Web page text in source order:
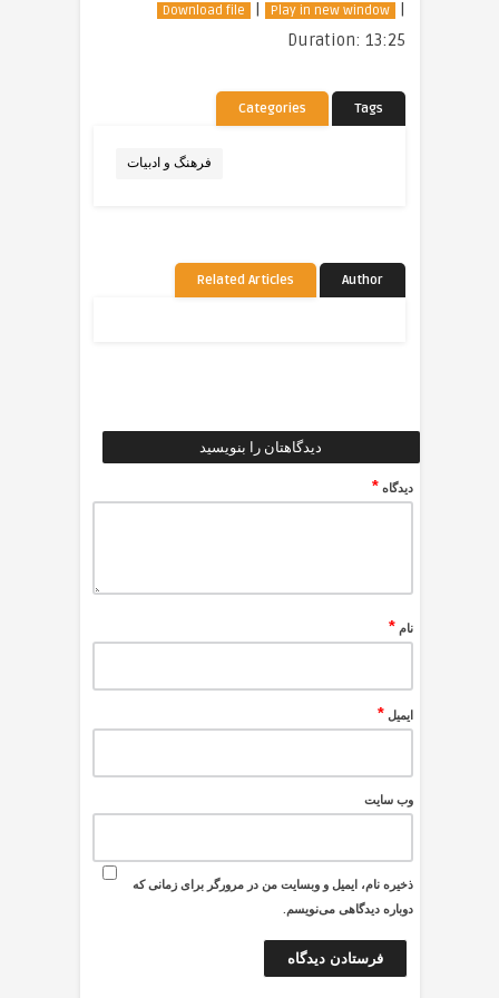
Download file | Play in new window
|
Duration: 13:25
Categories Tags
فرهنگ و ادبیات
Related Articles Author
دیدگاهتان را بنویسید
دیدگاه*
نام*
ایمیل*
وب‌ سایت
ذخیره نام، ایمیل و وبسایت من در مرورگر برای زمانی که
دوباره دیدگاهی می‌نویسم.